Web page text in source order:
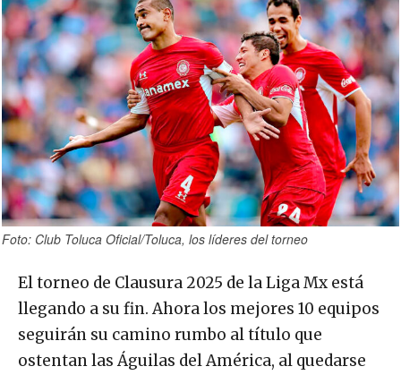
Foto: Club Toluca Oficial/Toluca, los líderes del torneo
El torneo de Clausura 2025 de la Liga Mx está
llegando a su fin. Ahora los mejores 10 equipos
seguirán su camino rumbo al título que
ostentan las Águilas del América, al quedarse